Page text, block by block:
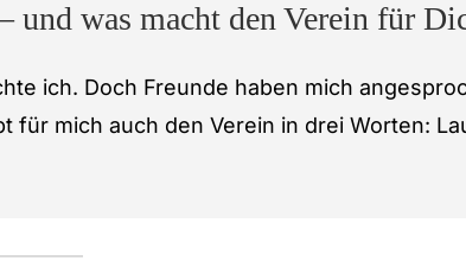
was macht den Verein für
ich. Doch Freunde haben mich
mich auch den Verein in drei Worten: